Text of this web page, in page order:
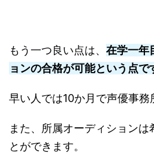
もう一つ良い点は、 在学一年
ョンの合格が可能という点で
早い人では10か月で声優事務
また、所属オーディションは
とができます。